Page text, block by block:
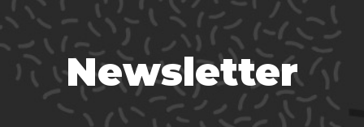
Newsletter